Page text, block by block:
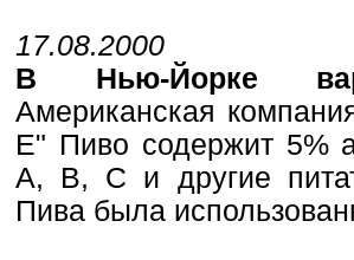
17.08.2000
В Нью-Йорке
Американская
E" Пиво содержит 5%
А, В, С и другие
Пива была